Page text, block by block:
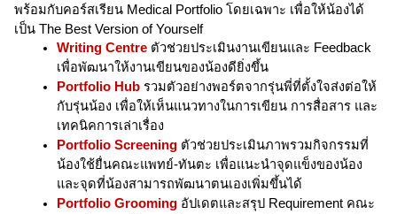
พร้อมกับคอร์สเรียน Medical Portfolio โดยเฉพาะ เพื่อให้น้องได้
เป็น The Best Version of Yourself
Writing Centre ตัวช่วยประเมินงานเขียนและ Feedback
เพื่อพัฒนาให้งานเขียนของน้องดียิ่งขึ้น
Portfolio Hub รวมตัวอย่างพอร์ตจากรุ่นพี่ที่ตั้งใจส่งต่อให้
กับรุ่นน้อง เพื่อให้เห็นแนวทางในการเขียน การสื่อสาร และ
เทคนิคการเล่าเรื่อง
Portfolio Screening ตัวช่วยประเมินภาพรวมกิจกรรมที่
น้องใช้ยื่นคณะแพทย์-ทันตะ เพื่อแนะนำจุดแข็งของน้อง
และจุดที่น้องสามารถพัฒนาตนเองเพิ่มขึ้นได้
Portfolio Grooming อัปเดตและสรุป Requirement คณะ